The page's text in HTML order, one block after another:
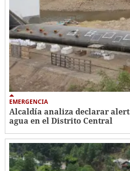
EMERGENCIA
Alcaldía analiza declarar
agua en el Distrito Central